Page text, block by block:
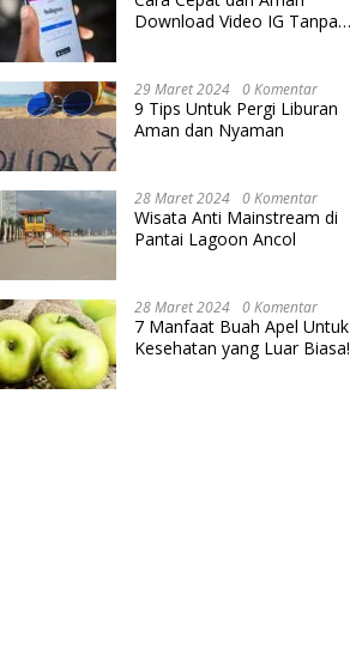
Download Video IG Tanpa
29 Maret 2024 0 Komentar
9 Tips Untuk Pergi Liburan
Aman dan Nyaman
28 Maret 2024 0 Komentar
Wisata Anti Mainstream di
Pantai Lagoon Ancol
28 Maret 2024 0 Komentar
7 Manfaat Buah Apel Untuk
Kesehatan yang Luar Biasa!